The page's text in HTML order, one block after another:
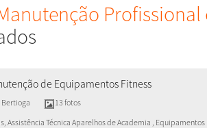
de Equipamentos Fitness
Bertioga
13 fotos
Assistência Técnica Aparelhos de Academia , Equipamentos